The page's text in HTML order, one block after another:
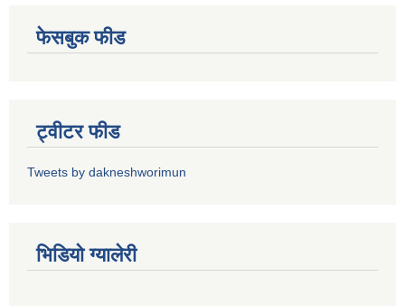
फेसबुक फीड
ट्वीटर फीड
Tweets by dakneshworimun
भिडियाे ग्यालेरी